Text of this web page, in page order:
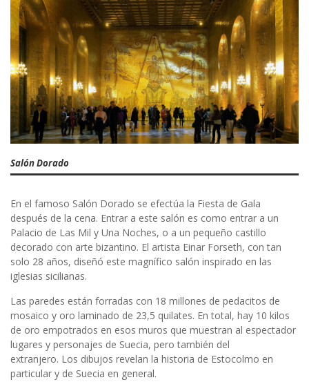
Salón Dorado
En el famoso Salón Dorado se efectúa la Fiesta de Gala
después de la cena. Entrar a este salón es como entrar a un
Palacio de Las Mil y Una Noches, o a un pequeño castillo
decorado con arte bizantino. El artista Einar Forseth, con tan
solo 28 años, diseñó este magnífico salón inspirado en las
iglesias sicilianas.
Las paredes están forradas con 18 millones de pedacitos de
mosaico y oro laminado de 23,5 quilates. En total, hay 10 kilos
de oro empotrados en esos muros que muestran al espectador
lugares y personajes de Suecia, pero también del
extranjero. Los dibujos revelan la historia de Estocolmo en
particular y de Suecia en general.